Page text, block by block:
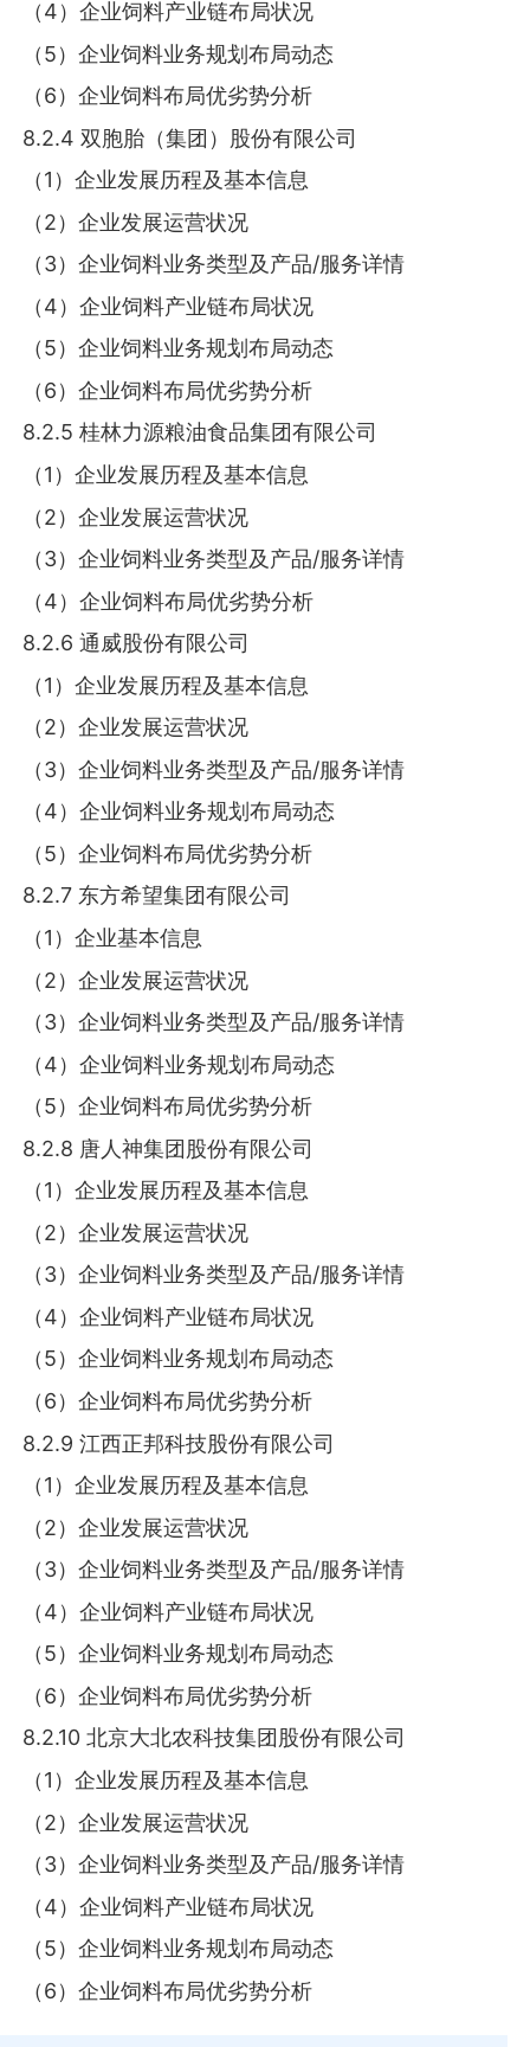
（4）企业饲料产业链布局状况
（5）企业饲料业务规划布局动态
（6）企业饲料布局优劣势分析
8.2.4 双胞胎（集团）股份有限公司
（1）企业发展历程及基本信息
（2）企业发展运营状况
（3）企业饲料业务类型及产品/服务详情
（4）企业饲料产业链布局状况
（5）企业饲料业务规划布局动态
（6）企业饲料布局优劣势分析
8.2.5 桂林力源粮油食品集团有限公司
（1）企业发展历程及基本信息
（2）企业发展运营状况
（3）企业饲料业务类型及产品/服务详情
（4）企业饲料布局优劣势分析
8.2.6 通威股份有限公司
（1）企业发展历程及基本信息
（2）企业发展运营状况
（3）企业饲料业务类型及产品/服务详情
（4）企业饲料业务规划布局动态
（5）企业饲料布局优劣势分析
8.2.7 东方希望集团有限公司
（1）企业基本信息
（2）企业发展运营状况
（3）企业饲料业务类型及产品/服务详情
（4）企业饲料业务规划布局动态
（5）企业饲料布局优劣势分析
8.2.8 唐人神集团股份有限公司
（1）企业发展历程及基本信息
（2）企业发展运营状况
（3）企业饲料业务类型及产品/服务详情
（4）企业饲料产业链布局状况
（5）企业饲料业务规划布局动态
（6）企业饲料布局优劣势分析
8.2.9 江西正邦科技股份有限公司
（1）企业发展历程及基本信息
（2）企业发展运营状况
（3）企业饲料业务类型及产品/服务详情
（4）企业饲料产业链布局状况
（5）企业饲料业务规划布局动态
（6）企业饲料布局优劣势分析
8.2.10 北京大北农科技集团股份有限公司
（1）企业发展历程及基本信息
（2）企业发展运营状况
（3）企业饲料业务类型及产品/服务详情
（4）企业饲料产业链布局状况
（5）企业饲料业务规划布局动态
（6）企业饲料布局优劣势分析